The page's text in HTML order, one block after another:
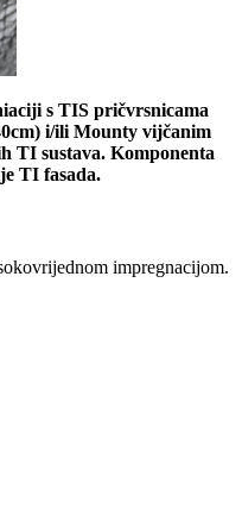
s TIS pričvrsnicama
i/ili Mounty vijčanim
TI sustava. Komponenta
TI fasada.
impregnacijom.